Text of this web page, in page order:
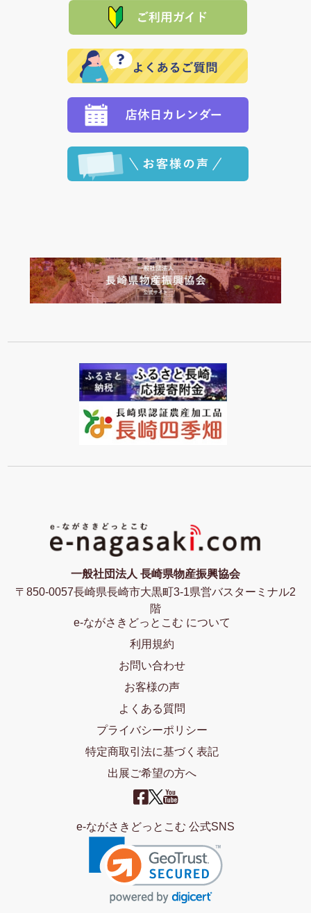
れの生産メーカーからお客様の元へ直送いたしますの
で、 それぞれ個別に送料が必要になります。
その際は誠に申し訳ありませんが、当協会までご注文
願いいたします。
た場合、お客様からの ご入金を確認した後で、商品を
定された場合は、準備出来次第の便にてお送りいたし
ます。 （到着日指定をされている場合は、ご指定の日
程に合わせてお届けいたします。）
一般社団法人 長崎県物産振興協会
〒850-0057長崎県長崎市大黒町3-1県営バスターミナル2
階
e-ながさきどっとこむ について
利用規約
お問い合わせ
お客様の声
よくある質問
プライバシーポリシー
特定商取引法に基づく表記
出展ご希望の方へ
e-ながさきどっとこむ 公式SNS